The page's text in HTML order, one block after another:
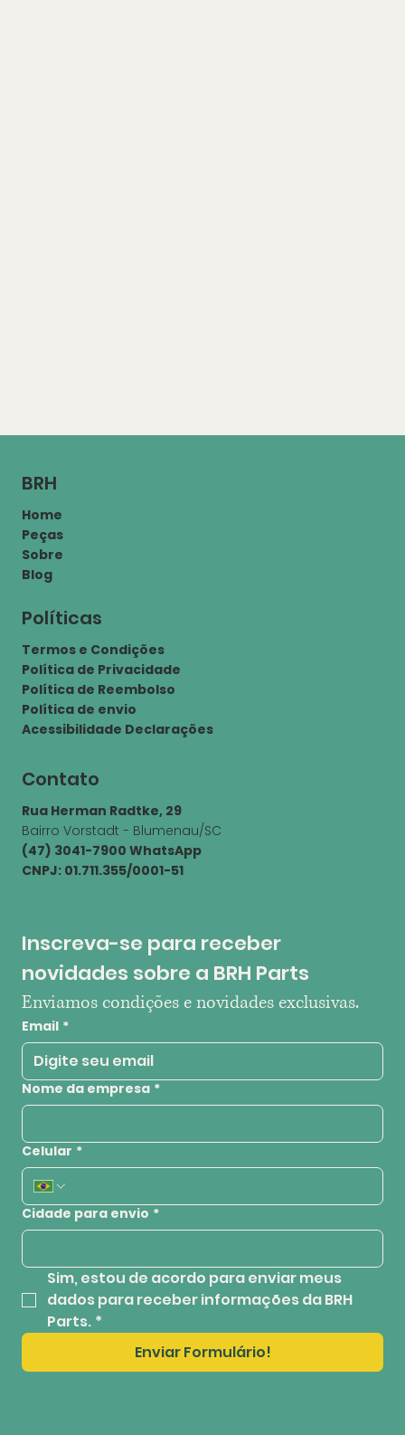
BRH
Home
Peças
Sobre
Blog
Políticas
Termos e Condições
Política de Privacidade
Política de Reembolso
Política de envio
Acessibilidade Declarações
Contato
Rua Herman Radtke, 29
Bairro Vorstadt - Blumenau/SC
(47) 3041-7900 WhatsApp
CNPJ: 01.711.355/0001-51
Inscreva-se para receber
novidades sobre a BRH Parts
Enviamos condições e novidades exclusivas.
Email *
Nome da empresa *
Celular *
Cidade para envio *
Sim, estou de acordo para enviar meus
dados para receber informações da BRH
Parts. *
Enviar Formulário!